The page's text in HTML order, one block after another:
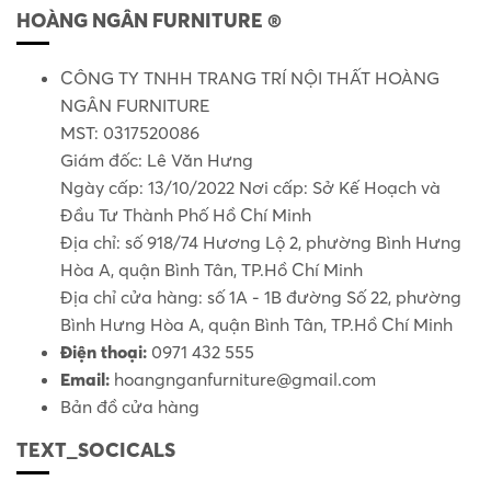
HOÀNG NGÂN FURNITURE ®
CÔNG TY TNHH TRANG TRÍ NỘI THẤT HOÀNG
NGÂN FURNITURE
MST: 0317520086
Giám đốc: Lê Văn Hưng
Ngày cấp: 13/10/2022 Nơi cấp: Sở Kế Hoạch và
Đầu Tư Thành Phố Hồ Chí Minh
Địa chỉ: số 918/74 Hương Lộ 2, phường Bình Hưng
Hòa A, quận Bình Tân, TP.Hồ Chí Minh
Địa chỉ cửa hàng: số 1A - 1B đường Số 22, phường
Bình Hưng Hòa A, quận Bình Tân, TP.Hồ Chí Minh
Điện thoại: 0971 432 555
Email: hoangnganfurniture@gmail.com
Bản đồ cửa hàng
TEXT_SOCICALS